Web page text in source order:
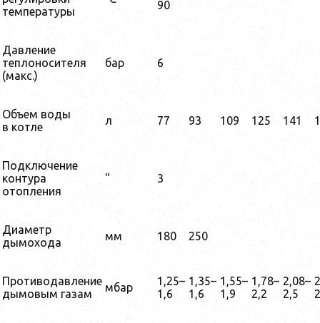
температуры
90
Давление
теплоносителя
(макс.)
бар 6
Объем воды
в котле
л 77 93 109 125 141
Подключение
контура
отопления
" 3
Диаметр
дымохода
мм 180 250
Противодавление
дымовым газам
мбар
1,25–
1,6
1,35–
1,6
1,55–
1,9
1,78–
2,2
2,08–
2,5